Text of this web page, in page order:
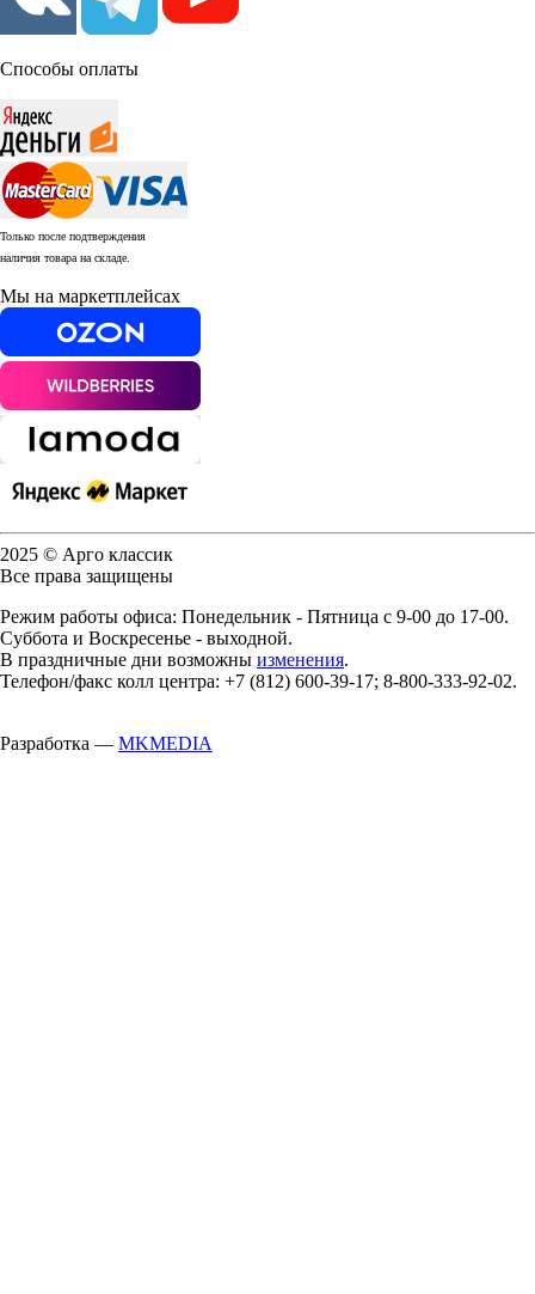
Способы оплаты
Только после подтверждения
наличия товара на складе.
Мы на маркетплейсах
2025 © Арго классик
Все права защищены
Режим работы офиса: Понедельник - Пятница с 9-00 до 17-00.
Суббота и Воскресенье - выходной.
В праздничные дни возможны изменения.
Телефон/факс колл центра: +7 (812) 600-39-17; 8-800-333-92-02.
Разработка — MKMEDIA